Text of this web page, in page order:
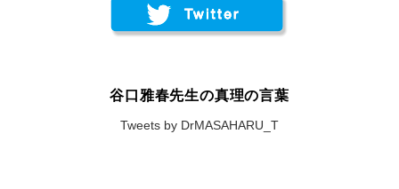
谷口雅春先生の真理の言葉
Tweets by DrMASAHARU_T